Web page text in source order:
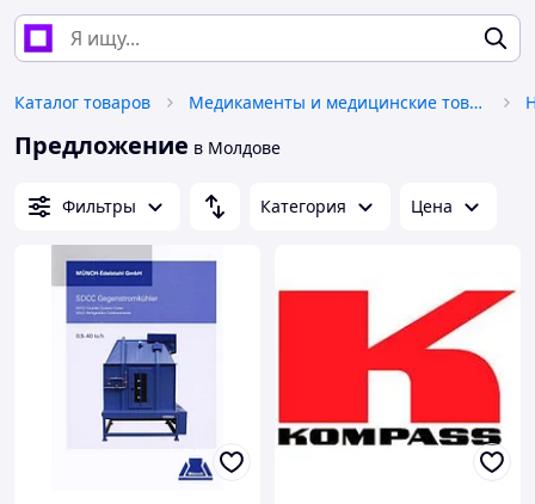
Каталог товаров Медикаменты и медицинские товары
Предложение в Молдове
Фильтры Категория Цена